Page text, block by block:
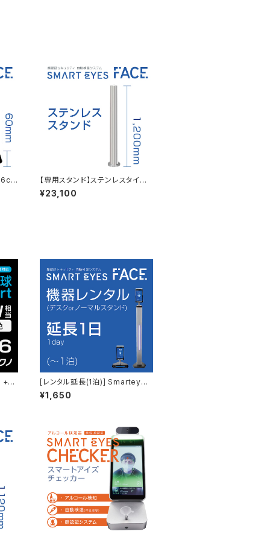
【専用スタンド】ステンレスタイプ
(120cm) ※本体別
¥23,100
+S
[レンタル延長(1泊)] Smarteyes
FACE + ノーマルorデスクスタン
ド
¥1,650